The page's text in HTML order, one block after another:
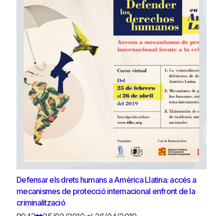
Defensar els drets humans a Amèrica Llatina: accés a
mecanismes de protecció internacional enfront de la
criminalització